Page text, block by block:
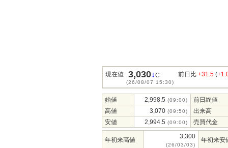
現在値 3,030↓C
(26/08/07 15:30)
前日比 +31.5 (
始値 2,998.5 (09:00)
前日終値
高値
3,070 (09:50)
出来高
安値
2,994.5 (09:00) 売買代金
年初来高値 3,300
(26/03/03)
年初来安